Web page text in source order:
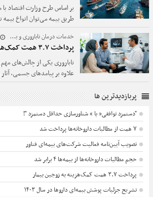
بر اساس طرح وزارت اقتصاد
طریق بیمه می‌توان انواع بیمه
گواهی مسئولیت مالی صادر
خدمات درمان ناباروری و بیمه‌های پایه؛
پرداخت ۳.۷ همت کمک‌هزینه به زوجین بیمار
ناباروری یکی از چالش‌های
علاوه بر پیامدهای جسمی،
بر زوج‌ها دارد. در این میان،
هزینه‌های درمان‌های
دسترسی به خدمات تخصصی
پربازدیدترین ها
"دستمزد توافقی” یا “ شناورسازی حداقل دستمزد "!
۷ همت از مطالبات داروخانه‌ها پرداخت شد
تصویب آیین‌نامه فعالیت شرکت‌های بیمه‌ای فناور
حجم مطالبات داروخانه‌ها از بیمه‌ها ۴ برابر شد
پرداخت ۳.۷ همت کمک‌هزینه به زوجین بیمار
تشریح جزئیات پوشش بیمه‌ای داروها در سال ۱۴۰۳